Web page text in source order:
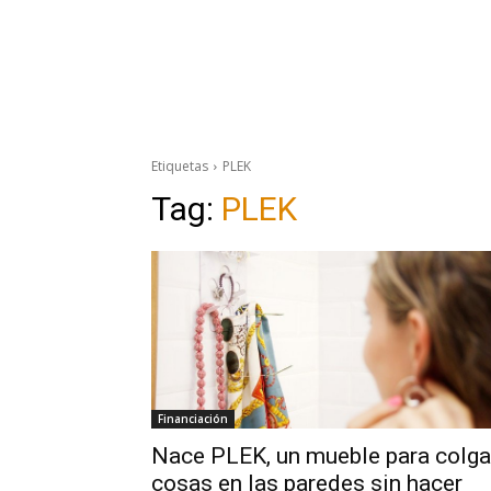
Etiquetas PLEK
Tag: PLEK
Financiación
Nace PLEK, un mueble para
cosas en las paredes sin hacer